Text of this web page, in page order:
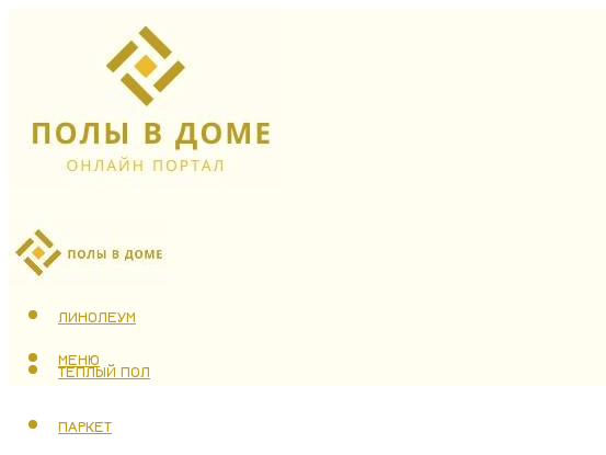
ЛАМИНАТ
ЛИНОЛЕУМ
ТЕПЛЫЙ ПОЛ
ПАРКЕТ
МЕНЮ